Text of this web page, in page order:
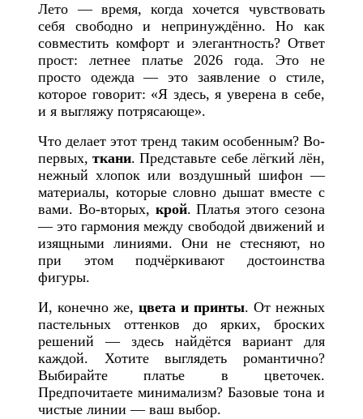
Лето — время, когда хочется чувствовать
себя свободно и непринуждённо. Но как
совместить комфорт и элегантность? Ответ
прост: летнее платье 2026 года. Это не
просто одежда — это заявление о стиле,
которое говорит: «Я здесь, я уверена в себе,
и я выгляжу потрясающе».
Что делает этот тренд таким особенным? Во-
первых,ткани. Представьте себе лёгкий лён,
нежный хлопок или воздушный шифон —
материалы, которые словно дышат вместе с
вами. Во-вторых, крой. Платья этого сезона
— это гармония между свободой движений и
изящными линиями. Они не стесняют, но
при этом подчёркивают достоинства
фигуры.
И, конечно же,цвета и принты. От нежных
пастельных оттенков до ярких, броских
решений — здесь найдётся вариант для
каждой. Хотите выглядеть романтично?
Выбирайте платье в цветочек.
Предпочитаете минимализм? Базовые тона и
чистые линии — ваш выбор.